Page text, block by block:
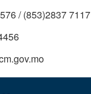
/ (853)2837 7117